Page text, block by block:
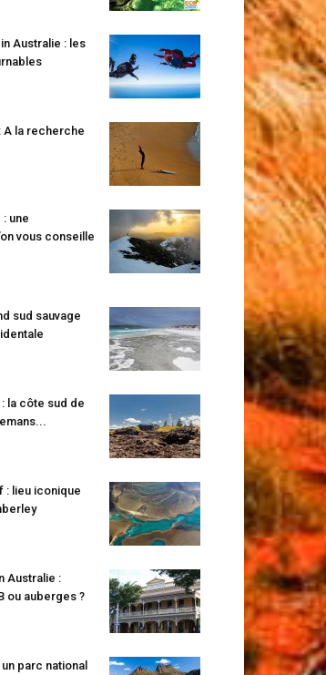
Australie : les
A la recherche
une
vous conseille
sud sauvage
la côte sud de
: lieu iconique
Australie :
ou auberges ?
parc national